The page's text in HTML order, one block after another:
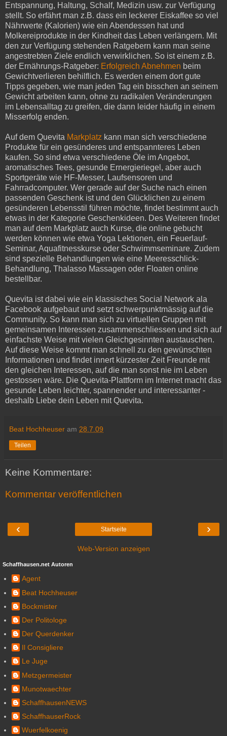
Entspannung, Haltung, Schalf, Medizin usw. zur Verfügung
stellt. So erfährt man z.B. dass ein leckerer Eiskaffee so viel
Nährwerte (Kalorien) wie ein Abendessen hat und
Molkereiprodukte in der Kindheit das Leben verlängern. Mit
den zur Verfügung stehenden Ratgebern kann man seine
angestrebten Ziele endlich verwirklichen. So ist einem z.B.
der Ernährungs-Ratgeber: Erfolgreich Abnehmen beim
Gewichtverlieren behilflich. Es werden einem dort gute
Tipps gegeben, wie man jeden Tag ein bisschen an seinem
Gewicht arbeiten kann, ohne zu radikalen Veränderungen
im Lebensalltag zu greifen, die dann leider häufig in einem
Misserfolg enden.
Auf dem Quevita Markplatz kann man sich verschiedene
Produkte für ein gesünderes und entspannteres Leben
kaufen. So sind etwa verschiedene Öle im Angebot,
aromatisches Tees, gesunde Ernergieriegel, aber auch
Sportgeräte wie HF-Messer, Laufsensoren und
Fahrradcomputer. Wer gerade auf der Suche nach einen
passenden Geschenk ist und den Glücklichen zu einem
gesünderen Lebensstil führen möchte, findet bestimmt auch
etwas in der Kategorie Geschenkideen. Des Weiteren findet
man auf dem Markplatz auch Kurse, die online gebucht
werden können wie etwa Yoga Lektionen, ein Feuerlauf-
Seminar, Aquafitnesskurse oder Schwimmseminare. Zudem
sind spezielle Behandlungen wie eine Meeresschlick-
Behandlung, Thalasso Massagen oder Floaten online
bestellbar.
Quevita ist dabei wie ein klassisches Social Network ala
Facebook aufgebaut und setzt schwerpunktmässig auf die
Community. So kann man sich zu virtuellen Gruppen mit
gemeinsamen Interessen zusammenschliessen und sich auf
einfachste Weise mit vielen Gleichgesinnten austauschen.
Auf diese Weise kommt man schnell zu den gewünschten
Informationen und findet innert kürzester Zeit Freunde mit
den gleichen Interessen, auf die man sonst nie im Leben
gestossen wäre. Die Quevita-Plattform im Internet macht das
gesunde Leben leichter, spannender und interessanter -
deshalb Liebe dein Leben mit Quevita.
Beat Hochheuser am 28.7.09
Teilen
Keine Kommentare:
Kommentar veröffentlichen
‹ ›
Startseite
Web-Version anzeigen
Schaffhausen.net Autoren
Agent
Beat Hochheuser
Bockmister
Der Politologe
Der Querdenker
Il Consigliere
Le Juge
Metzgermeister
Munotwaechter
SchaffhausenNEWS
SchaffhauserRock
Wuerfelkoenig